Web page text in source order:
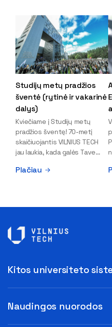
Studijų metų pradžios
šventė (rytinė ir vakarinė
dalys)
Kviečiame į Studijų metų
pradžios šventę! 70-metį
skaičiuojantis VILNIUS TECH
jau laukia, kada galės Tave
etapą ir naujas galimybes!
Plačiau
Naudingos nuorodos
Kitos universiteto